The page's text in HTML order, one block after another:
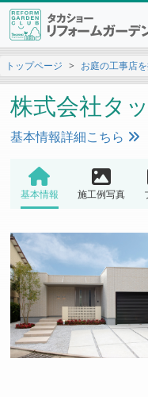
トップページ お庭の工事店
株式会社タ
基本情報詳細こちら
基本情報 施工例写真